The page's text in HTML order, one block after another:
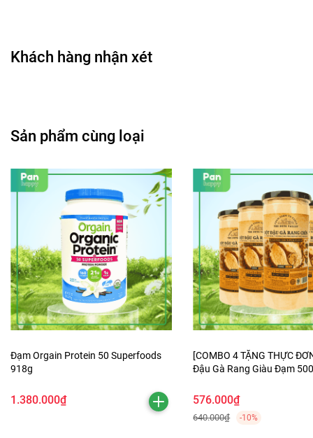
Khách hàng nhận xét
Sản phẩm cùng loại
Đạm Orgain Protein 50 Superfoods
918g
1.380.000₫
[COMBO 4 TẶNG THỰC
Đậu Gà Rang Giàu Đạm
576.000₫
640.000₫ -10%